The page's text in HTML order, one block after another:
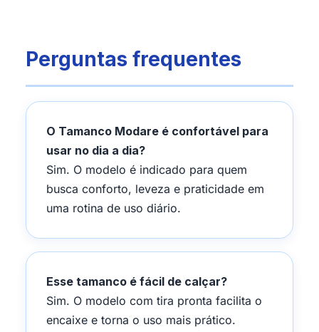
Perguntas frequentes
O Tamanco Modare é confortável para
usar no dia a dia?
Sim. O modelo é indicado para quem
busca conforto, leveza e praticidade em
uma rotina de uso diário.
Esse tamanco é fácil de calçar?
Sim. O modelo com tira pronta facilita o
encaixe e torna o uso mais prático.